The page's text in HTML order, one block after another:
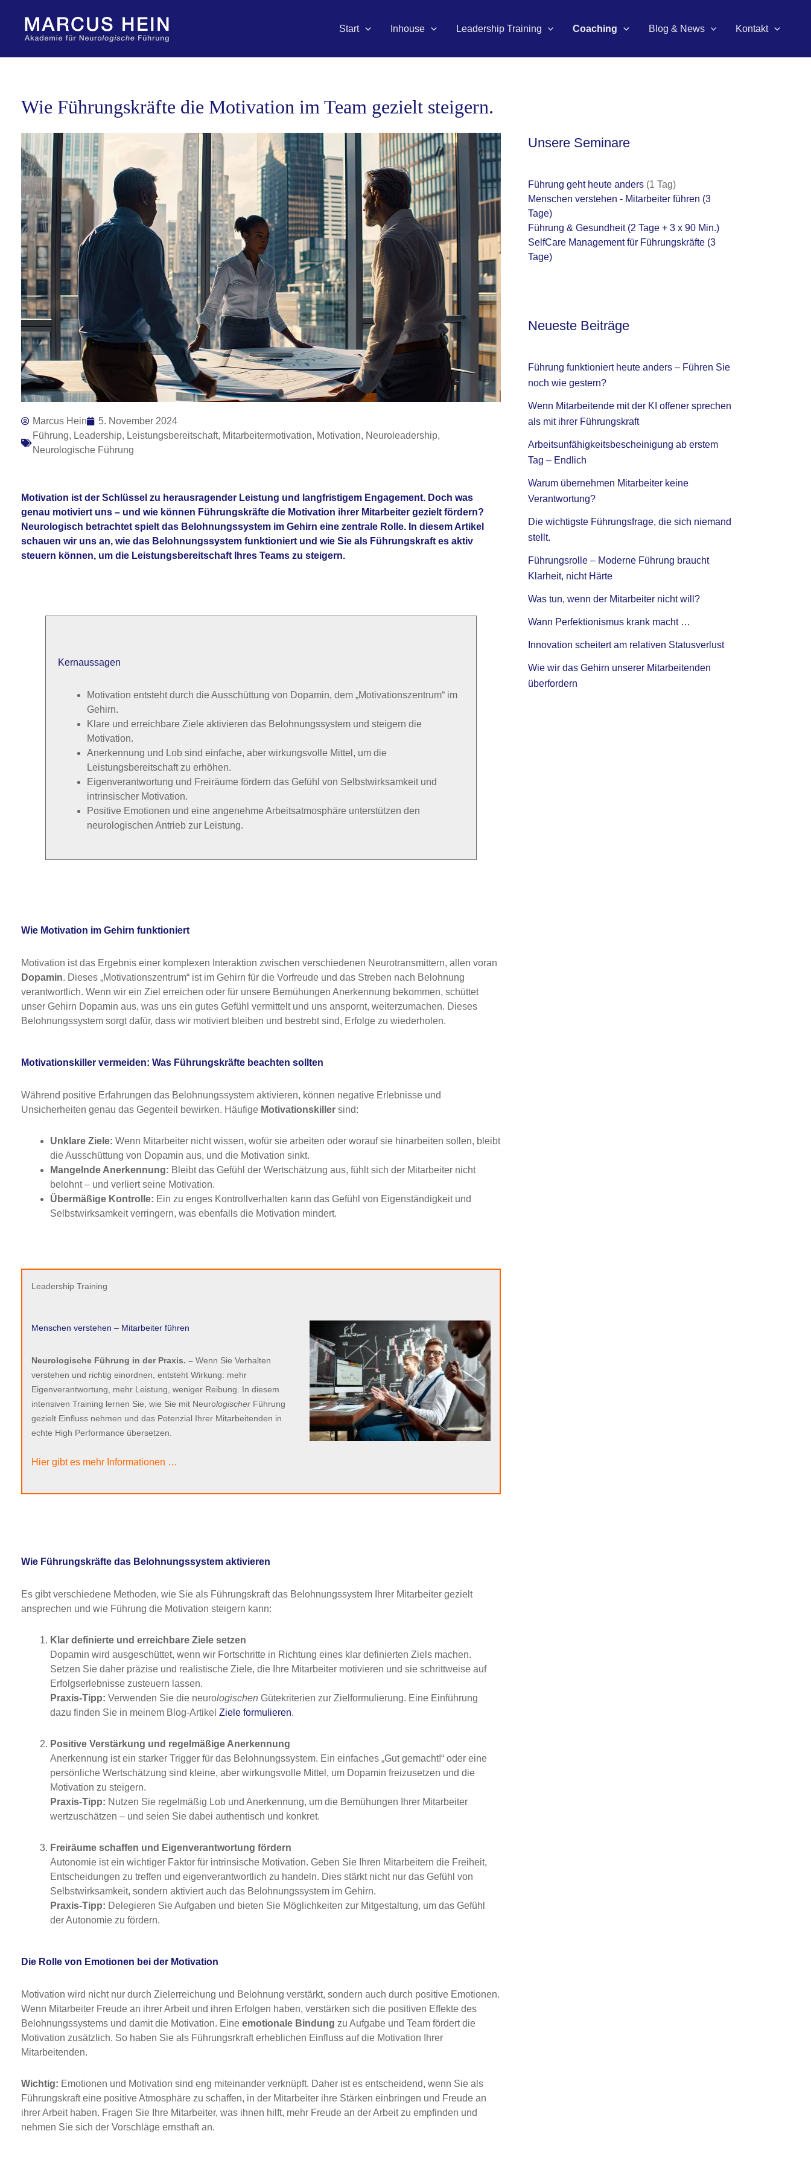
springen
Start Inhouse Leadership Training Coaching Blog & News Kontakt
Wie Führungskräfte die Motivation im Team gezielt steigern.
Marcus Hein
5. November 2024
Führung, Leadership, Leistungsbereitschaft, Mitarbeitermotivation, Motivation, Neuroleadership,
Neurologische Führung
Motivation ist der Schlüssel zu herausragender Leistung und langfristigem Engagement. Doch was
genau motiviert uns – und wie können Führungskräfte die Motivation ihrer Mitarbeiter gezielt fördern?
Neurologisch betrachtet spielt das Belohnungssystem im Gehirn eine zentrale Rolle. In diesem Artikel
schauen wir uns an, wie das Belohnungssystem funktioniert und wie Sie als Führungskraft es aktiv
steuern können, um die Leistungsbereitschaft Ihres Teams zu steigern.
Kernaussagen
Motivation entsteht durch die Ausschüttung von Dopamin, dem „Motivationszentrum“ im
Gehirn.
Klare und erreichbare Ziele aktivieren das Belohnungssystem und steigern die
Motivation.
Anerkennung und Lob sind einfache, aber wirkungsvolle Mittel, um die
Leistungsbereitschaft zu erhöhen.
Eigenverantwortung und Freiräume fördern das Gefühl von Selbstwirksamkeit und
intrinsischer Motivation.
Positive Emotionen und eine angenehme Arbeitsatmosphäre unterstützen den
neurologischen Antrieb zur Leistung.
Wie Motivation im Gehirn funktioniert
Motivation ist das Ergebnis einer komplexen Interaktion zwischen verschiedenen Neurotransmittern, allen voran
Dopamin. Dieses „Motivationszentrum“ ist im Gehirn für die Vorfreude und das Streben nach Belohnung
verantwortlich. Wenn wir ein Ziel erreichen oder für unsere Bemühungen Anerkennung bekommen, schüttet
unser Gehirn Dopamin aus, was uns ein gutes Gefühl vermittelt und uns anspornt, weiterzumachen. Dieses
Belohnungssystem sorgt dafür, dass wir motiviert bleiben und bestrebt sind, Erfolge zu wiederholen.
Motivationskiller vermeiden: Was Führungskräfte beachten sollten
Während positive Erfahrungen das Belohnungssystem aktivieren, können negative Erlebnisse und
Unsicherheiten genau das Gegenteil bewirken. Häufige Motivationskiller sind:
Unklare Ziele: Wenn Mitarbeiter nicht wissen, wofür sie arbeiten oder worauf sie hinarbeiten sollen, bleibt
die Ausschüttung von Dopamin aus, und die Motivation sinkt.
Mangelnde Anerkennung: Bleibt das Gefühl der Wertschätzung aus, fühlt sich der Mitarbeiter nicht
belohnt – und verliert seine Motivation.
Übermäßige Kontrolle: Ein zu enges Kontrollverhalten kann das Gefühl von Eigenständigkeit und
Selbstwirksamkeit verringern, was ebenfalls die Motivation mindert.
Leadership Training
Menschen verstehen – Mitarbeiter führen
Neurologische Führung in der Praxis. – Wenn Sie Verhalten
verstehen und richtig einordnen, entsteht Wirkung: mehr
Eigenverantwortung, mehr Leistung, weniger Reibung. In diesem
intensiven Training lernen Sie, wie Sie mit Neurologischer Führung
gezielt Einfluss nehmen und das Potenzial Ihrer Mitarbeitenden in
echte High Performance übersetzen.
Hier gibt es mehr Informationen …
Wie Führungskräfte das Belohnungssystem aktivieren
Es gibt verschiedene Methoden, wie Sie als Führungskraft das Belohnungssystem Ihrer Mitarbeiter gezielt
ansprechen und wie Führung die Motivation steigern kann:
Klar definierte und erreichbare Ziele setzen
Dopamin wird ausgeschüttet, wenn wir Fortschritte in Richtung eines klar definierten Ziels machen.
Setzen Sie daher präzise und realistische Ziele, die Ihre Mitarbeiter motivieren und sie schrittweise auf
Erfolgserlebnisse zusteuern lassen.
Praxis-Tipp: Verwenden Sie die neurologischen Gütekriterien zur Zielformulierung. Eine Einführung
dazu finden Sie in meinem Blog-Artikel Ziele formulieren.
Positive Verstärkung und regelmäßige Anerkennung
Anerkennung ist ein starker Trigger für das Belohnungssystem. Ein einfaches „Gut gemacht!“ oder eine
persönliche Wertschätzung sind kleine, aber wirkungsvolle Mittel, um Dopamin freizusetzen und die
Motivation zu steigern.
Praxis-Tipp: Nutzen Sie regelmäßig Lob und Anerkennung, um die Bemühungen Ihrer Mitarbeiter
wertzuschätzen – und seien Sie dabei authentisch und konkret.
Freiräume schaffen und Eigenverantwortung fördern
Autonomie ist ein wichtiger Faktor für intrinsische Motivation. Geben Sie Ihren Mitarbeitern die Freiheit,
Entscheidungen zu treffen und eigenverantwortlich zu handeln. Dies stärkt nicht nur das Gefühl von
Selbstwirksamkeit, sondern aktiviert auch das Belohnungssystem im Gehirn.
Praxis-Tipp: Delegieren Sie Aufgaben und bieten Sie Möglichkeiten zur Mitgestaltung, um das Gefühl
der Autonomie zu fördern.
Die Rolle von Emotionen bei der Motivation
Motivation wird nicht nur durch Zielerreichung und Belohnung verstärkt, sondern auch durch positive Emotionen.
Wenn Mitarbeiter Freude an ihrer Arbeit und ihren Erfolgen haben, verstärken sich die positiven Effekte des
Belohnungssystems und damit die Motivation. Eine emotionale Bindung zu Aufgabe und Team fördert die
Motivation zusätzlich. So haben Sie als Führungsrkraft erheblichen Einfluss auf die Motivation Ihrer
Mitarbeitenden.
Wichtig: Emotionen und Motivation sind eng miteinander verknüpft. Daher ist es entscheidend, wenn Sie als
Führungskraft eine positive Atmosphäre zu schaffen, in der Mitarbeiter ihre Stärken einbringen und Freude an
ihrer Arbeit haben. Fragen Sie Ihre Mitarbeiter, was ihnen hilft, mehr Freude an der Arbeit zu empfinden und
nehmen Sie sich der Vorschläge ernsthaft an.
Unsere Seminare
Führung geht heute anders (1 Tag)
Menschen verstehen - Mitarbeiter führen (3
Tage)
Führung & Gesundheit(2 Tage + 3 x 90 Min.)
SelfCare Management für Führungskräfte (3
Tage)
Neueste Beiträge
Führung funktioniert heute anders – Führen Sie
noch wie gestern?
Wenn Mitarbeitende mit der KI offener sprechen
als mit ihrer Führungskraft
Arbeitsunfähigkeitsbescheinigung ab erstem
Tag – Endlich
Warum übernehmen Mitarbeiter keine
Verantwortung?
Die wichtigste Führungsfrage, die sich niemand
stellt.
Führungsrolle – Moderne Führung braucht
Klarheit, nicht Härte
Was tun, wenn der Mitarbeiter nicht will?
Wann Perfektionismus krank macht …
Innovation scheitert am relativen Statusverlust
Wie wir das Gehirn unserer Mitarbeitenden
überfordern